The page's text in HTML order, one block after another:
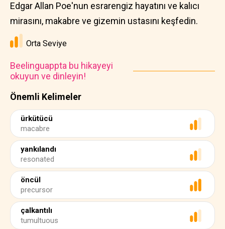
Önemli Kelimeler
ürkütücü
macabre
yankılandı
resonated
öncül
precursor
çalkantılı
tumultuous
Edgar Allan Poe'nun esrarengiz hayatını ve kalıcı
mirasını, makabre ve gizemin ustasını keşfedin.
Orta Seviye
Beelinguappta bu hikayeyi
okuyun ve dinleyin!